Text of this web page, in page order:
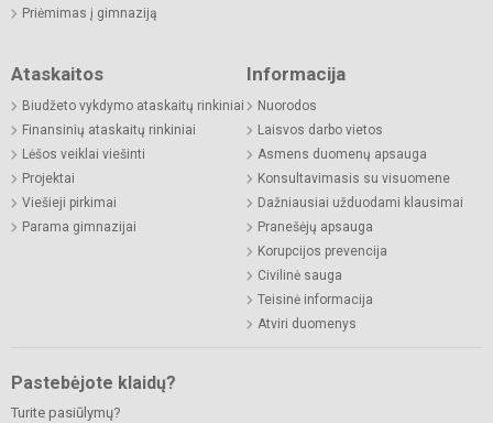
Priėmimas į gimnaziją
Ataskaitos
Biudžeto vykdymo ataskaitų rinkiniai
Finansinių ataskaitų rinkiniai
Lėšos veiklai viešinti
Projektai
Viešieji pirkimai
Parama gimnazijai
Informacija
Nuorodos
Laisvos darbo vietos
Asmens duomenų apsauga
Konsultavimasis su visuomene
Dažniausiai užduodami klausimai
Pranešėjų apsauga
Korupcijos prevencija
Civilinė sauga
Teisinė informacija
Atviri duomenys
Pastebėjote klaidų?
Turite pasiūlymų?